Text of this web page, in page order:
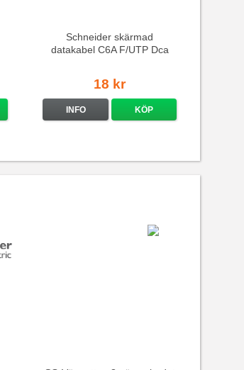
Schneider skärmad
datakabel C6A F/UTP Dca
18 kr
INFO KÖP